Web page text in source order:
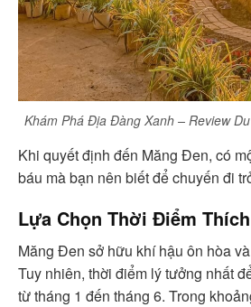
Khám Phá Địa Đàng Xanh – Review
Khi quyết định đến Măng Đen, có
báu mà bạn nên biết để chuyến đi
Lựa Chọn Thời Điểm
Măng Đen sở hữu khí hậu ôn hòa
Tuy nhiên, thời điểm lý tưởng nhất
từ tháng 1 đến tháng 6. Trong